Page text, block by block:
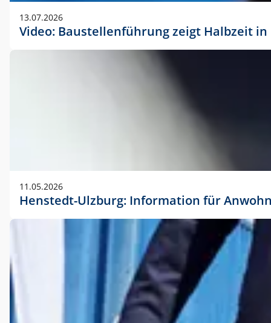
13.07.2026
Video: Baustellenführung zeigt Halbzeit
11.05.2026
Henstedt-Ulzburg: Information für